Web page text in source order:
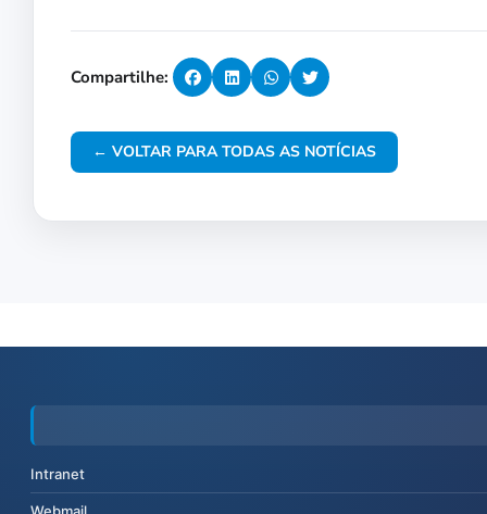
Compartilhe:
← VOLTAR PARA TODAS AS NOTÍCIAS
Intranet